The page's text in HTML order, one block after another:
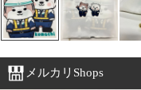
メルカリShops